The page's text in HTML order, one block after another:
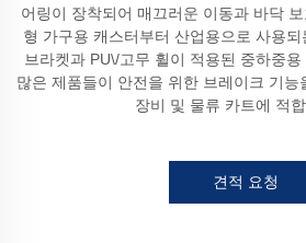
어링이 장착되어 매끄러운 이동과 바닥
형 가구용 캐스터부터 산업용으로 사용
브라켓과 PU\/고무 휠이 적용된 중하중
많은 제품들이 안전을 위한 브레이크 기능
장비 및 물류 카트에 적
견적 요청